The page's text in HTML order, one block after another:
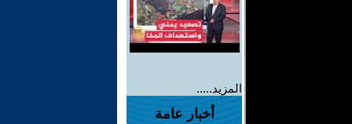
المزيد.....
أخبار عامة